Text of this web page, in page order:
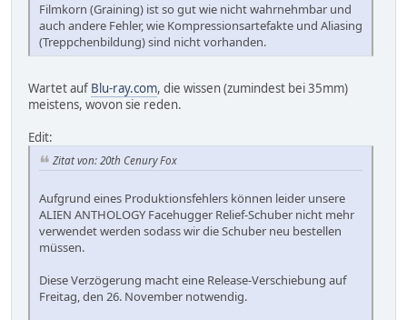
Filmkorn (Graining) ist so gut wie nicht wahrnehmbar und
auch andere Fehler, wie Kompressionsartefakte und Aliasing
(Treppchenbildung) sind nicht vorhanden.
Wartet auf Blu-ray.com, die wissen (zumindest bei 35mm)
meistens, wovon sie reden.
Edit:
Zitat von: 20th Cenury Fox
Aufgrund eines Produktionsfehlers können leider unsere
ALIEN ANTHOLOGY Facehugger Relief-Schuber nicht mehr
verwendet werden sodass wir die Schuber neu bestellen
müssen.
Diese Verzögerung macht eine Release-Verschiebung auf
Freitag, den 26. November notwendig.